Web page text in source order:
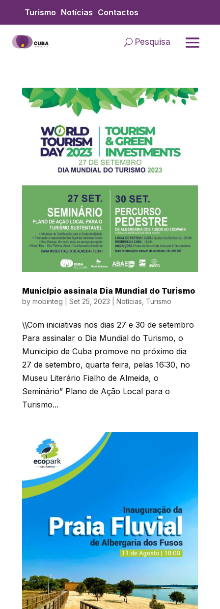
content
Turismo Notícias Contactos
Pesquisa
Município assinala Dia Mundial do Turismo
by mobinteg Set 25, 2023 Notícias Turismo
\\Com iniciativas nos dias 27 e 30 de setembro
Para assinalar o Dia Mundial do Turismo, o
Município de Cuba promove no próximo dia
27 de setembro, quarta feira, pelas 16:30, no
Museu Literário Fialho de Almeida, o
Seminário” Plano de Ação Local para o
Turismo...